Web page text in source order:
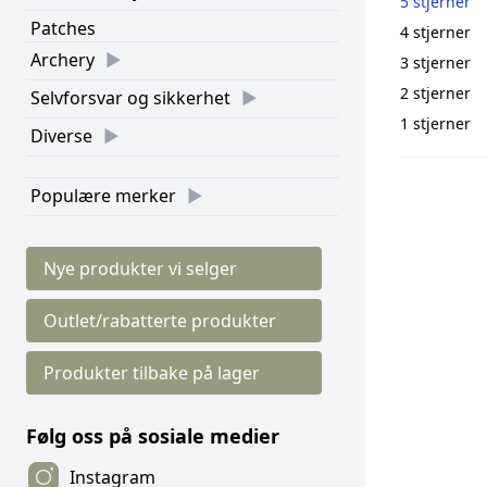
Patches
Archery
Selvforsvar og sikkerhet
Diverse
Populære merker
Nye produkter vi selger
Outlet/rabatterte produkter
Produkter tilbake på lager
Følg oss på sosiale medier
Instagram
4 stjerner
3 stjerner
2 stjerner
1 stjerner